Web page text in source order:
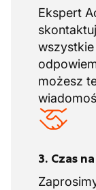
Ekspert
możesz
3. Czas